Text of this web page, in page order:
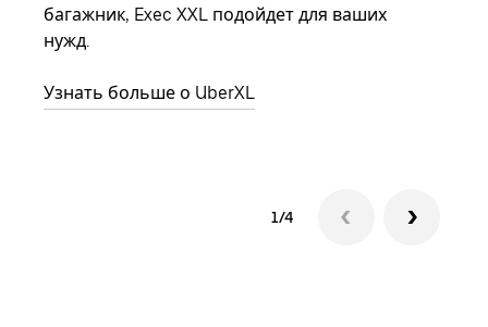
багажник, Exec XXL подойдет для ваших
нужд.
Узнать больше о UberXL
1/4